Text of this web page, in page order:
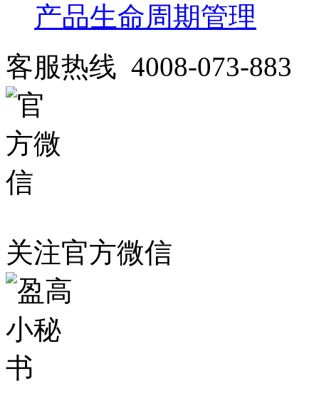
产品生命周期管理
客服热线 4008-073-883
关注官方微信